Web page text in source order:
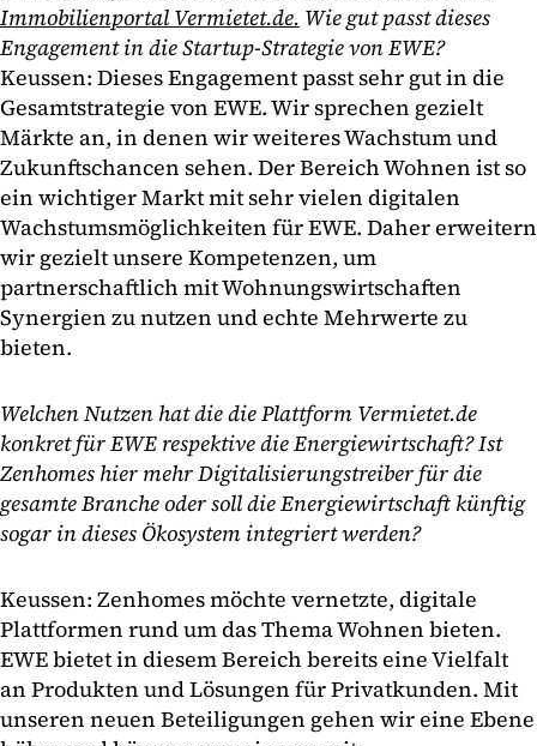
Immobilienportal Vermietet.de. Wie gut passt dieses
Engagement in die Startup-Strategie von EWE?
Keussen: Dieses Engagement passt sehr gut in die
Gesamtstrategie von EWE. Wir sprechen gezielt
Märkte an, in denen wir weiteres Wachstum und
Zukunftschancen sehen. Der Bereich Wohnen ist so
ein wichtiger Markt mit sehr vielen digitalen
Wachstumsmöglichkeiten für EWE. Daher erweitern
wir gezielt unsere Kompetenzen, um
partnerschaftlich mit Wohnungswirtschaften
Synergien zu nutzen und echte Mehrwerte zu
bieten.
Welchen Nutzen hat die die Plattform Vermietet.de
konkret für EWE respektive die Energiewirtschaft? Ist
Zenhomes hier mehr Digitalisierungstreiber für die
gesamte Branche oder soll die Energiewirtschaft künftig
sogar in dieses Ökosystem integriert werden?
Keussen: Zenhomes möchte vernetzte, digitale
Plattformen rund um das Thema Wohnen bieten.
EWE bietet in diesem Bereich bereits eine Vielfalt
an Produkten und Lösungen für Privatkunden. Mit
unseren neuen Beteiligungen gehen wir eine Ebene